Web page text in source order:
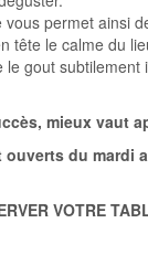
permet ainsi
tête le calme du
gout subtilement
mieux vaut
du mardi
VOTRE